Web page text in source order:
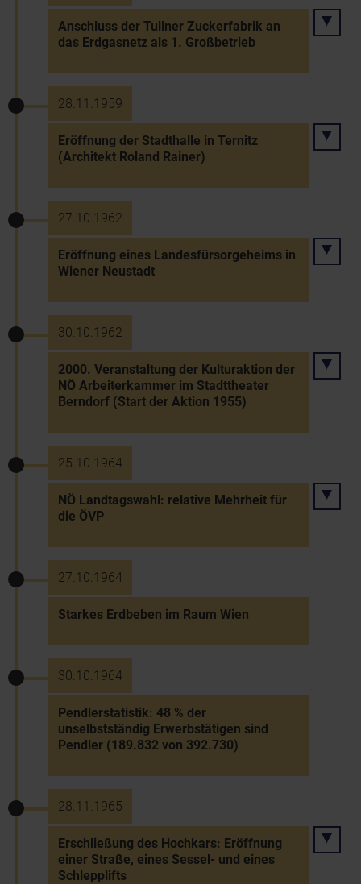
Anschluss der Tullner Zuckerfabrik an
das Erdgasnetz als 1. Großbetrieb
28.11.1959
Eröffnung der Stadthalle in Ternitz
(Architekt Roland Rainer)
27.10.1962
Eröffnung eines Landesfürsorgeheims in
Wiener Neustadt
30.10.1962
2000. Veranstaltung der Kulturaktion der
NÖ Arbeiterkammer im Stadttheater
Berndorf (Start der Aktion 1955)
25.10.1964
NÖ Landtagswahl: relative Mehrheit für
die ÖVP
27.10.1964
Starkes Erdbeben im Raum Wien
30.10.1964
Pendlerstatistik: 48 % der
unselbstständig Erwerbstätigen sind
Pendler (189.832 von 392.730)
28.11.1965
Erschließung des Hochkars: Eröffnung
einer Straße, eines Sessel- und eines
Schlepplifts